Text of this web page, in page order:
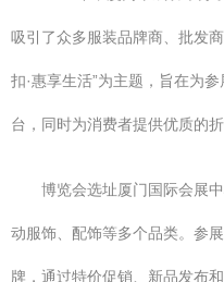
吸引了众多服装品牌商、批发
扣·惠享生活”为主题，旨在为
台，同时为消费者提供优质的折
博览会选址厦门国际会展
动服饰、配饰等多个品类。参
牌，通过特价促销、新品发布